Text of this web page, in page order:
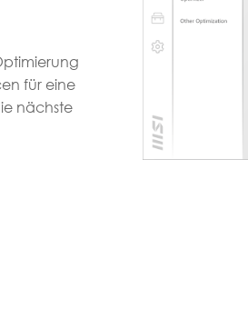
für eine
nächste